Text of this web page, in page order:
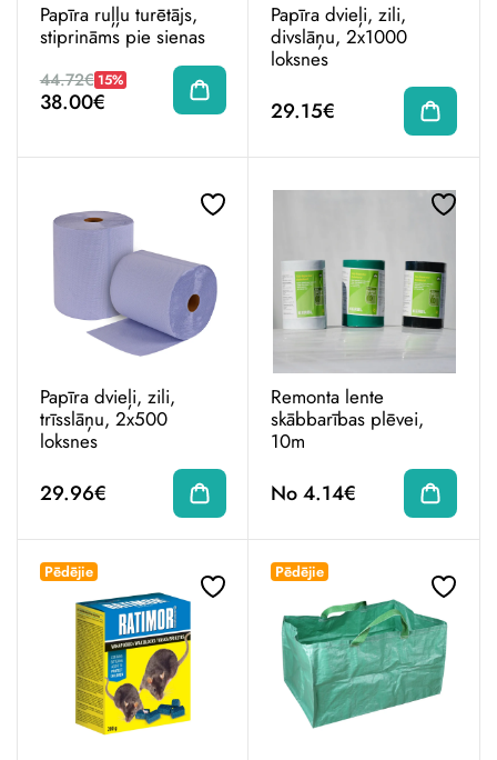
Papīra ruļļu turētājs,
stiprināms pie sienas
44.72€ 15%
38.00€
Papīra dvieļi, zili,
divslāņu, 2x1000
loksnes
29.15€
Papīra dvieļi, zili,
trīsslāņu, 2x500
loksnes
29.96€
Remonta lente
skābbarības plēvei,
10m
No 4.14€
Pēdējie Pēdējie